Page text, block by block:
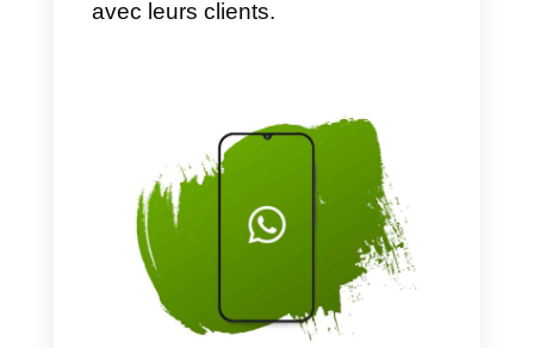
Toutefois, la mise à jour
n’affectera pas les pays de
l’Union européenne, où des
règles très différentes et souvent